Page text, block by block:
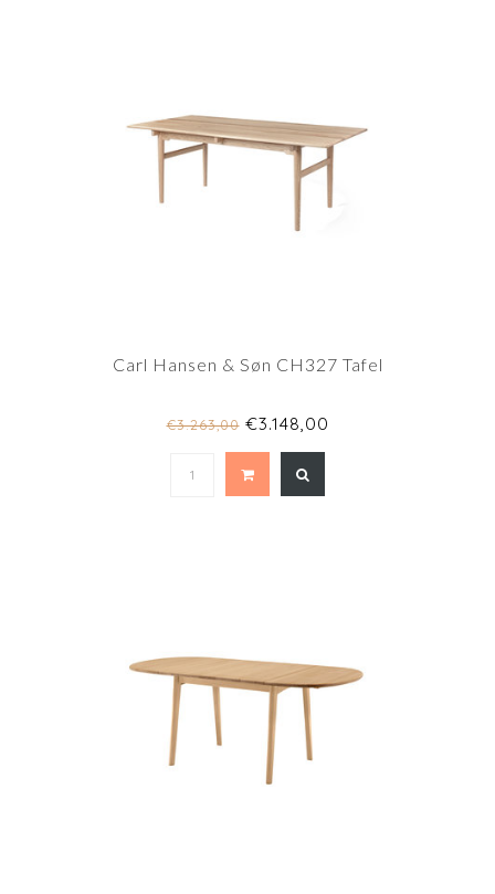
Carl Hansen & Søn CH327 Tafel
€3.263,00€3.148,00